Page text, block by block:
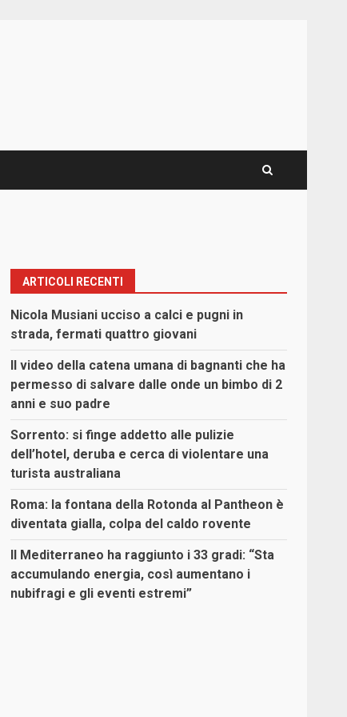
ARTICOLI RECENTI
Nicola Musiani ucciso a calci e pugni in
strada, fermati quattro giovani
Il video della catena umana di bagnanti che ha
permesso di salvare dalle onde un bimbo di 2
anni e suo padre
Sorrento: si finge addetto alle pulizie
dell’hotel, deruba e cerca di violentare una
turista australiana
Roma: la fontana della Rotonda al Pantheon è
diventata gialla, colpa del caldo rovente
Il Mediterraneo ha raggiunto i 33 gradi: “Sta
accumulando energia, così aumentano i
nubifragi e gli eventi estremi”